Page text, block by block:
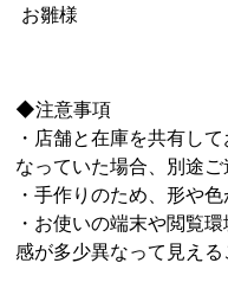
お雛様
◆注意事項
・店舗と在庫を共有し
なっていた場合、別途ご
・手作りのため、形や
・お使いの端末や閲覧
感が多少異なって見える